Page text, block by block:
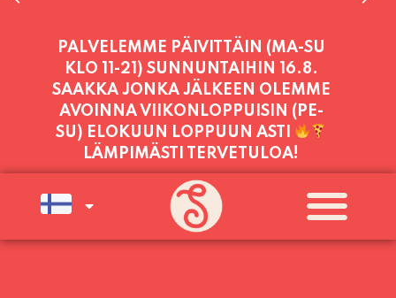
PALVELEMME TÄNÄÄN:
TORSTAI 11:00 - 21:00
PALVELEMME PÄIVITTÄIN (MA-SU
KLO 11-21) SUNNUNTAIHIN 16.8.
SAAKKA JONKA JÄLKEEN OLEMME
AVOINNA VIIKONLOPPUISIN (PE-
SU) ELOKUUN LOPPUUN ASTI
LÄMPIMÄSTI TERVETULOA!